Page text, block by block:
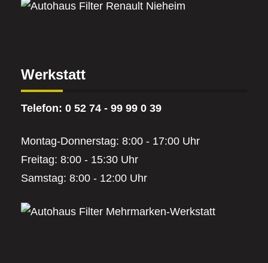
Werkstatt
Telefon: 0 52 74 - 99 99 0 39
Montag-Donnerstag: 8:00 - 17:00 Uhr
Freitag: 8:00 - 15:30 Uhr
Samstag: 8:00 - 12:00 Uhr